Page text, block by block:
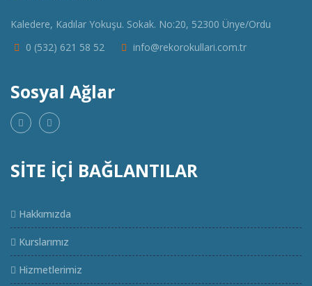
Kaledere, Kadılar Yokuşu. Sokak. No:20, 52300 Ünye/Ordu
0 (532) 621 58 52
info@rekorokullari.com.tr
Sosyal Ağlar
SİTE İÇİ BAĞLANTILAR
Hakkımızda
Kurslarımız
Hizmetlerimiz